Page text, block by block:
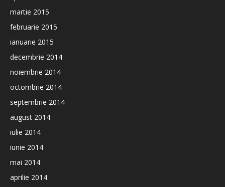
martie 2015
februarie 2015
ianuarie 2015
decembrie 2014
noiembrie 2014
octombrie 2014
septembrie 2014
august 2014
iulie 2014
iunie 2014
mai 2014
aprilie 2014